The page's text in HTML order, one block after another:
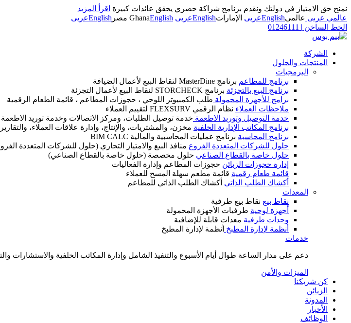
نمنح حق الامتياز في دولتك ونقدم برنامج شراكة حصري يحقق عائدات كبيرة اقرأ المزيد
عالمي عربى عالميEnglishعربى الإماراتEnglishعربى GhanaEnglish مصر Englishعربى
الخط الساخن |
01246111
الشركة
المنتجات والحلول
البرمجيات
برنامج للمطاعم برنامج MasterDine لنقاط البيع لأعمال الضيافة
برنامج البيع بالتجزئة برنامج STORCHECK لنقاط البيع لأعمال التجزئة
برامج للأجهزة المحمولة طلب الكمبيوتر اللوحي ، حجوزات المطاعم ، قائمة الطعام الرقمية
ملاحظات العملاء نظام الرقمي FLEXSURV لتقييم العملاء
خدمة التوصيل وتوريد الاطعمة خدمة توصيل الطلبات، ومركز الاتصالات وخدمة توريد الاطعمة
برنامج المكاتب الإدارية الخلفية مخزن، والمشتريات، والإنتاج، وإدارة علاقات العملاء،
برنامج المحاسبة برنامج عمليات المحاسبية والمالية BIM CALC
حلول للشركات المتعددة الفروع منافذ البيع والامتياز التجاري (حلول للشركات المتعددة
حلول خاصة بالقطاع الصناعي حلول مخصصة (حلول خاصة بالقطاع الصناعي)
إدارة حجوزات الزبائن حجوزات المطاعم وإدارة الفعاليات
قائمة طعام رقمية قائمة مطعم سهلة المسح للعملاء
أكشاك الطلب الذاتي أكشاك الطلب الذاتي للمطاعم
المعدات
نقاط بيع نقاط بيع طرفية
أجهزة لوحية طرفيات الأجهزة المحمولة
وحدات طرفية معدات قابلة للإضافية
أنظمة لإدارة المطبخ أنظمة لإدارة المطبخ
خدمات
دعم على مدار الساعة طوال أيام الأسبوع والتنفيذ الشامل وإدارة المكاتب الخلفية والاستشارات
الميزات والأمن
كن شريكنا
الزبائن
المدونة
الأخبار
الوظائف